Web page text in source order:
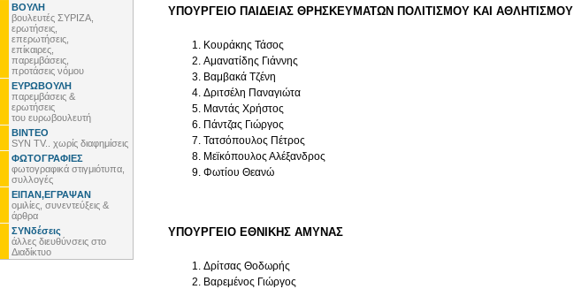
ΒΟΥΛΗ
βουλευτές ΣΥΡΙΖΑ,
ερωτήσεις,
επερωτήσεις,
επίκαιρες,
παρεμβάσεις,
προτάσεις νόμου
ΕΥΡΩΒΟΥΛΗ
παρεμβάσεις &
ερωτήσεις
του ευρωβουλευτή
ΒΙΝΤΕΟ
SYN TV.. χωρίς διαφημίσεις
ΦΩΤΟΓΡΑΦΙΕΣ
φωτογραφικά στιγμιότυπα,
συλλογές
ΕΙΠΑΝ,ΕΓΡΑΨΑΝ
ομιλίες, συνεντεύξεις &
άρθρα
ΣΥΝδέσεις
άλλες διευθύνσεις στο
Διαδίκτυο
ΥΠΟΥΡΓΕΙΟ ΠΑΙΔΕΙΑΣ ΘΡΗΣΚΕΥΜΑΤΩΝ ΠΟΛΙΤΙΣΜΟΥ ΚΑΙ ΑΘΛΗΤΙΣΜΟΥ
Κουράκης Τάσος
Αμανατίδης Γιάννης
Βαμβακά Τζένη
Δριτσέλη Παναγιώτα
Μαντάς Χρήστος
Πάντζας Γιώργος
Τατσόπουλος Πέτρος
Μεϊκόπουλος Αλέξανδρος
Φωτίου Θεανώ
ΥΠΟΥΡΓΕΙΟ ΕΘΝΙΚΗΣ ΑΜΥΝΑΣ
Δρίτσας Θοδωρής
Βαρεμένος Γιώργος